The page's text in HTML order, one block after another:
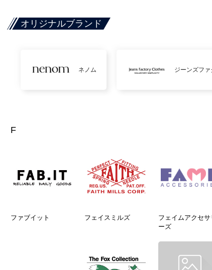
オリジナルブランド
ネノム ジーンズフ
F
ファブイット フェイスミルズ
フェイムアクセサ
ーズ